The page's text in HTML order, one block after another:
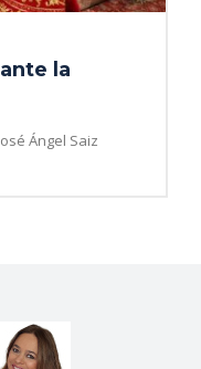
la
Ángel Saiz